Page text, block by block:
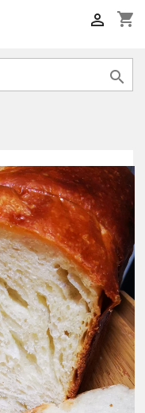
shopping_cart

